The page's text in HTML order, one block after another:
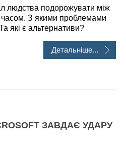
людства подорожувати між
З якими проблемами
які є альтернативи?
Детальніше...
ЗАВДАЄ УДАРУ